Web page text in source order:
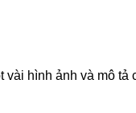
vài hình ảnh và mô tả